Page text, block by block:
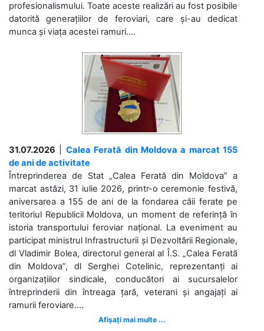
profesionalismului. Toate aceste realizări au fost posibile
datorită generațiilor de feroviari, care și-au dedicat
munca și viața acestei ramuri....
31.07.2026
Calea Ferată din Moldova a marcat 155
de ani de activitate
Întreprinderea de Stat „Calea Ferată din Moldova” a
marcat astăzi, 31 iulie 2026, printr-o ceremonie festivă,
aniversarea a 155 de ani de la fondarea căii ferate pe
teritoriul Republicii Moldova, un moment de referință în
istoria transportului feroviar național. La eveniment au
participat ministrul Infrastructurii și Dezvoltării Regionale,
dl Vladimir Bolea, directorul general al Î.S. „Calea Ferată
din Moldova”, dl Serghei Cotelinic, reprezentanți ai
organizațiilor sindicale, conducători ai sucursalelor
întreprinderii din întreaga țară, veterani și angajați ai
ramurii feroviare....
Afișați mai multe ...